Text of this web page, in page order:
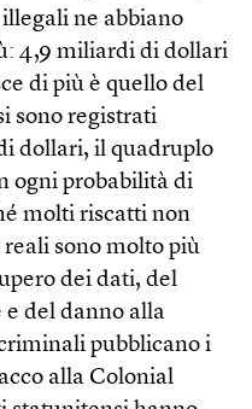
ne abbiano
4,9 miliardi di dollari
di più è quello del
sono registrati
dollari, il quadruplo
ogni probabilità di
molti riscatti non
sono molto più
dei dati, del
del danno alla
pubblicano i
alla Colonial